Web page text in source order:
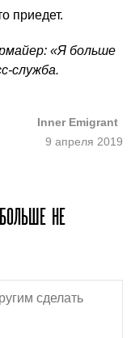
приедет.
«Я больше
служба.
Inner Emigrant
9 апреля 2019
НЕ